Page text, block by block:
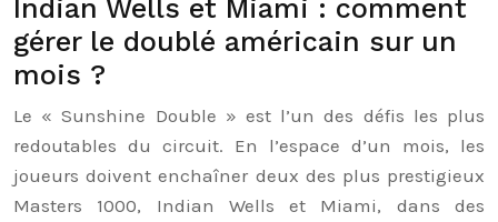
Indian Wells et Miami : comment
gérer le doublé américain sur un
mois ?
Le « Sunshine Double » est l’un des défis les plus
redoutables du circuit. En l’espace d’un mois, les
joueurs doivent enchaîner deux des plus prestigieux
Masters 1000, Indian Wells et Miami, dans des